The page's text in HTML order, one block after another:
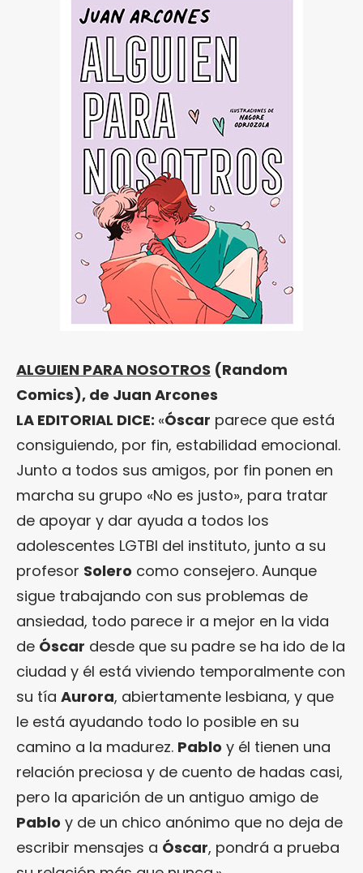
ALGUIEN PARA NOSOTROS (Random
Comics), de Juan Arcones
LA EDITORIAL DICE: «Óscar parece que está
consiguiendo, por fin, estabilidad emocional.
Junto a todos sus amigos, por fin ponen en
marcha su grupo «No es justo», para tratar
de apoyar y dar ayuda a todos los
adolescentes LGTBI del instituto, junto a su
profesor Solero como consejero. Aunque
sigue trabajando con sus problemas de
ansiedad, todo parece ir a mejor en la vida
de Óscar desde que su padre se ha ido de la
ciudad y él está viviendo temporalmente con
su tía Aurora, abiertamente lesbiana, y que
le está ayudando todo lo posible en su
camino a la madurez. Pablo y él tienen una
relación preciosa y de cuento de hadas casi,
pero la aparición de un antiguo amigo de
Pablo y de un chico anónimo que no deja de
escribir mensajes a Óscar, pondrá a prueba